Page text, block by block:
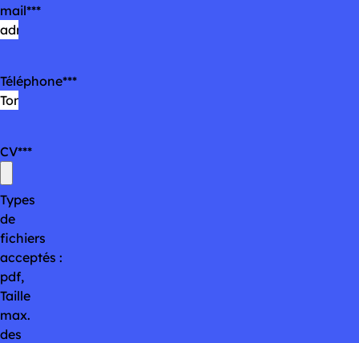
mail*
Téléphone*
CV*
Types
de
fichiers
acceptés :
pdf,
Taille
max.
des